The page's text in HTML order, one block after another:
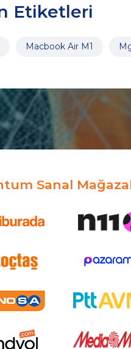
Etiketleri
Macbook Air M1
Sanal